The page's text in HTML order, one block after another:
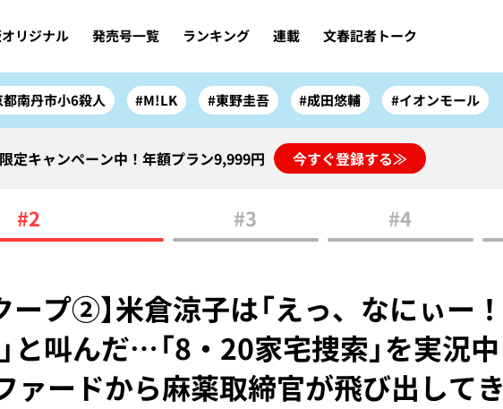
リジナル 発売号一覧 ランキング 連載 文春記者トーク
南丹市小6殺人 #M!LK #東野圭吾 #成田悠輔 #イオンモール
定キャンペーン中！年額プラン9,999円 今すぐ登録する≫
#2 #3 #4
ープ②】米倉涼子は「えっ、なにぃー！
と叫んだ…「8・20家宅捜索」を実況中
ァードから麻薬取締官が飛び出してき